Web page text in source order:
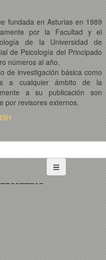
fundada en Asturias en 1989
por la Facultad y el
de la Universidad de
de Psicología del Principado
números al año.
de investigación básica como
a cualquier ámbito de la
a su publicación son
por revisores externos.